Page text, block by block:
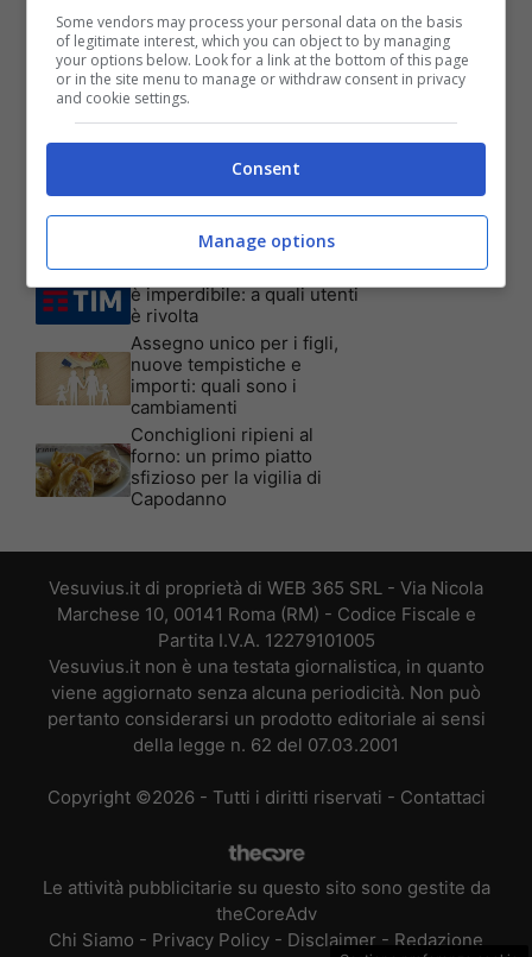
Articoli recenti
Assicurazione auto: ecco le
garanzie accessorie più
richieste dagli italiani
Test Visivo: Quanti Cani
Batterie al sale marino: 4
volte la capacità di quelle al
Tim, la nuova promozione
è imperdibile: a quali utenti
è rivolta
Assegno unico per i figli,
nuove tempistiche e
importi: quali sono i
cambiamenti
Conchiglioni ripieni al
forno: un primo piatto
sfizioso per la vigilia di
Capodanno
Vesuvius.it di proprietà di WEB 365 SRL - Via Nicola
Marchese 10, 00141 Roma (RM) - Codice Fiscale e
Partita I.V.A. 12279101005
Vesuvius.it non è una testata giornalistica, in quanto
viene aggiornato senza alcuna periodicità. Non può
pertanto considerarsi un prodotto editoriale ai sensi
della legge n. 62 del 07.03.2001
Copyright ©2026 - Tutti i diritti riservati - Contattaci
Le attività pubblicitarie su questo sito sono gestite da
theCoreAdv
Chi Siamo - Privacy Policy - Disclaimer - Redazione
Some vendors may process your personal data on the basis
of legitimate interest, which you can object to by managing
your options below. Look for a link at the bottom of this page
or in the site menu to manage or withdraw consent in privacy
and cookie settings.
Consent
Manage options